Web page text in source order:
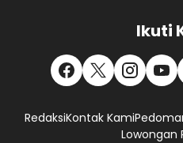
Ikuti
RedaksiKontak Kami
Lowongan